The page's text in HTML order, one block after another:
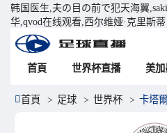
韩国医生,夫の目の前で犯天海翼
华,qvod在线观看,西尔维娅·克里斯蒂
首頁 世界杯直播 美加
首頁 足球 世界杯 卡塔